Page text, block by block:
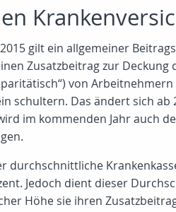
gilt ein allgemeiner
Zusatzbeitrag zur
von
schultern. Das ändert sich
im kommenden Jahr auch
durchschnittliche
Jedoch dient dieser
Höhe sie ihren